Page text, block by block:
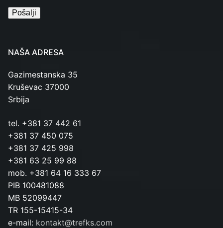
NAŠA ADRESA
Gazimestanska 35
Kruševac 37000
Srbija
tel. +381 37 442 61
+381 37 450 075
+381 37 425 998
+381 63 25 99 88
mob. +381 64 16 333 67
PIB 100481088
MB 52099447
TR 155-15415-34
e-mail: kontakt@trefks.com